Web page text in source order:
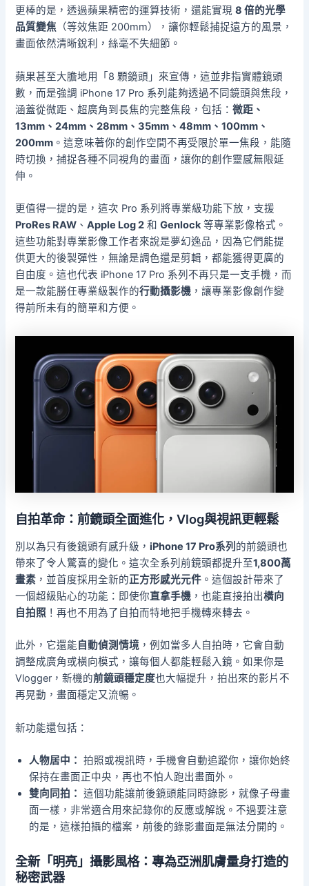
更棒的是，透過蘋果精密的運算技術，還能實現8 倍的光學
品質變焦 （等效焦距 200mm），讓你輕鬆捕捉遠方的風景，
畫面依然清晰銳利，絲毫不失細節。
蘋果甚至大膽地用「8 顆鏡頭」來宣傳，這並非指實體鏡頭
數，而是強調 iPhone 17 Pro 系列能夠透過不同鏡頭與焦段，
涵蓋從微距、超廣角到長焦的完整焦段，包括：微距、
13mm、24mm、28mm、35mm、48mm、100mm、
200mm 。這意味著你的創作空間不再受限於單一焦段，能隨
時切換，捕捉各種不同視角的畫面，讓你的創作靈感無限延
伸。
更值得一提的是，這次 Pro 系列將專業級功能下放，支援
ProRes RAW 、Apple Log 2 和Genlock等專業影像格式。
這些功能對專業影像工作者來說是夢幻逸品，因為它們能提
供更大的後製彈性，無論是調色還是剪輯，都能獲得更廣的
自由度。這也代表 iPhone 17 Pro 系列不再只是一支手機，而
是一款能勝任專業級製作的行動攝影機 ，讓專業影像創作變
得前所未有的簡單和方便。
自拍革命：前鏡頭全面進化，Vlog與視訊更輕鬆
別以為只有後鏡頭有感升級，iPhone 17 Pro系列 的前鏡頭也
帶來了令人驚喜的變化。這次全系列前鏡頭都提升至1,800萬
畫素 ，並首度採用全新的正方形感光元件 。這個設計帶來了
一個超級貼心的功能：即使你直拿手機 ，也能直接拍出橫向
自拍照 ！再也不用為了自拍而特地把手機轉來轉去。
此外，它還能自動偵測情境 ，例如當多人自拍時，它會自動
調整成廣角或橫向模式，讓每個人都能輕鬆入鏡。如果你是
Vlogger，新機的前鏡頭穩定度也大幅提升，拍出來的影片不
再晃動，畫面穩定又流暢。
新功能還包括：
人物居中： 拍照或視訊時，手機會自動追蹤你，讓你始終
保持在畫面正中央，再也不怕人跑出畫面外。
雙向同拍： 這個功能讓前後鏡頭能同時錄影，就像子母畫
面一樣，非常適合用來記錄你的反應或解說。不過要注意
的是，這樣拍攝的檔案，前後的錄影畫面是無法分開的。
全新「明亮」攝影風格：專為亞洲肌膚量身打造的
秘密武器